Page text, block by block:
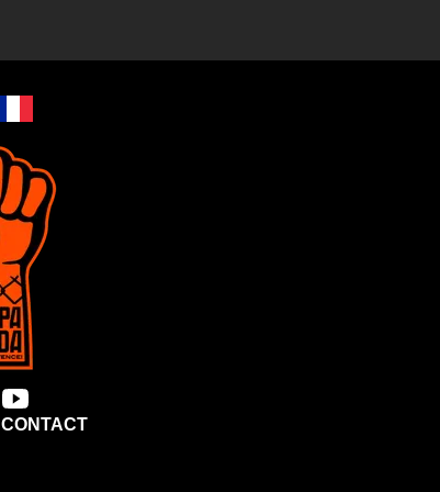
CONTACT